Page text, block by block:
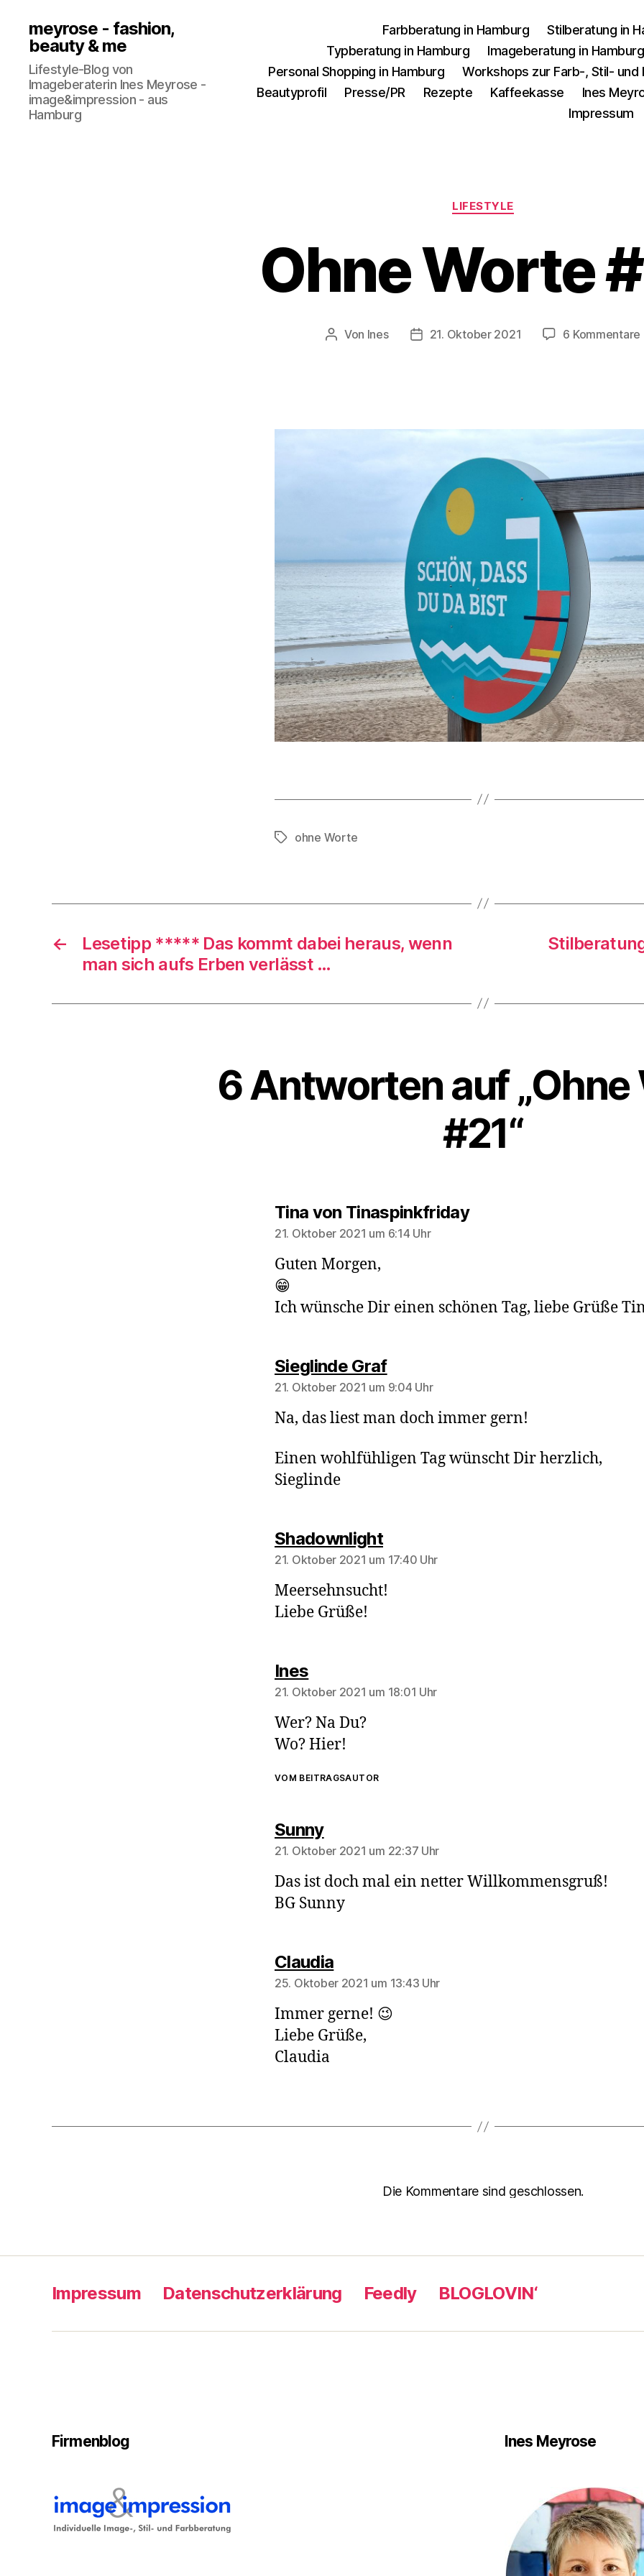
meyrose - fashion,
beauty & me
Lifestyle-Blog von
Imageberaterin Ines Meyrose -
image&impression - aus
Hamburg
Farbberatung in Hamburg
Stilberatung in
Typberatung in Hamburg
Imageberatung in Hamburg
Personal Shopping in Hamburg
Workshops zur Farb-, Stil- und
Beautyprofil
Presse/PR Rezepte Kaffeekasse
Ines
Impressum
Kategorien
LIFESTYLE
Ohne Worte
Beitragsautor
Von Ines Veröffentlichungsdatum
21. Oktober 2021 6 Kommentare
Schlagwörter
ohne Worte
←
Lesetipp ***** Das kommt dabei heraus, wenn
man sich aufs Erben verlässt …
6 Antworten auf „Ohne
#21“
Tina von Tinaspinkfridaysagt:
21. Oktober 2021 um 6:14 Uhr
Guten Morgen,
😁
Ich wünsche Dir einen schönen Tag, liebe Grüße
Sieglinde Grafsagt:
21. Oktober 2021 um 9:04 Uhr
Na, das liest man doch immer gern!
Einen wohlfühligen Tag wünscht Dir herzlich,
Sieglinde
Shadownlightsagt:
21. Oktober 2021 um 17:40 Uhr
Meersehnsucht!
Liebe Grüße!
Inessagt:
21. Oktober 2021 um 18:01 Uhr
Wer? Na Du?
Wo? Hier!
VOM BEITRAGSAUTOR
Sunnysagt:
21. Oktober 2021 um 22:37 Uhr
Das ist doch mal ein netter Willkommensgruß!
BG Sunny
Claudiasagt:
25. Oktober 2021 um 13:43 Uhr
Immer gerne! 😉
Liebe Grüße,
Claudia
Die Kommentare sind geschlossen.
Impressum Datenschutzerklärung Feedly BLOGLOVIN‘
Firmenblog Ines Meyrose